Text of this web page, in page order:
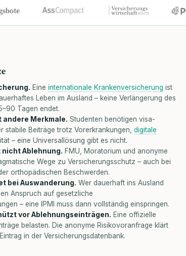
Eineinternationale Krankenversicherung ist
Leben im Ausland – keine Verlängerung des
Tagen endet.
Merkmale. Studenten benötigen visa-
stabile Beiträge trotz Vorerkrankungen,digitale
– eine Universallösung gibt es nicht.
Ablehnung. FMU, Moratorium und anonyme
Wege zu Versicherungsschutz – auch bei
orthopädischen Beschwerden.
bei Auswanderung. Wer dauerhaft ins Ausland
Anspruch auf gesetzliche
– eine IPMI muss dann vollständig einspringen.
vor Ablehnungseinträgen. Eine offizielle
belasten. Die anonyme Risikovoranfrage klärt
in der Versicherungsdatenbank.